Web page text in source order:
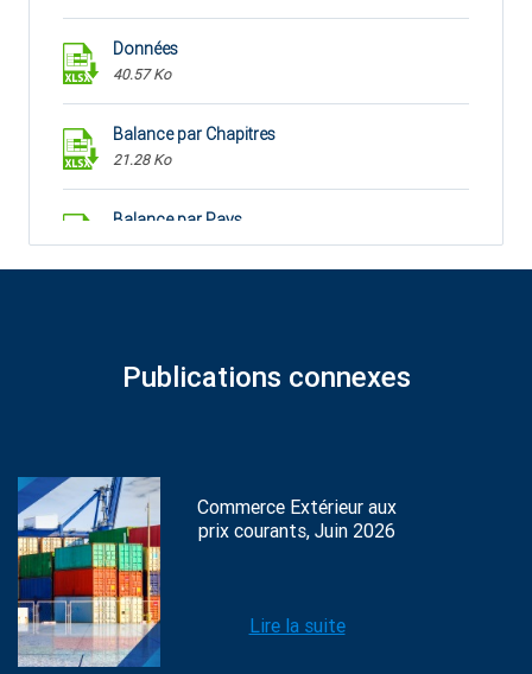
Données
40.57 Ko
Balance par Chapitres
21.28 Ko
Balance par Pays
24.89 Ko
Publications connexes
Commerce Extérieur aux
prix courants, Juin 2026
Lire la suite